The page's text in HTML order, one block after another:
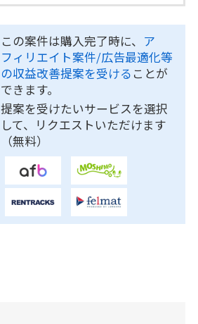
この案件は購入完了時に、 ア
フィリエイト案件/広告最適化等
の収益改善提案を受ける ことが
できます。
提案を受けたいサービスを選択
して、リクエストいただけます
（無料）